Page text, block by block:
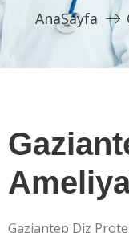
AnaSayfa
Gaziantep Diz